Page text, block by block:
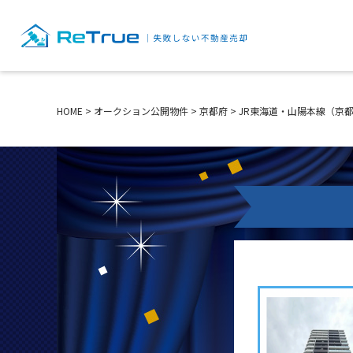
HOME > オークション公開物件 > 京都府 > JR東海道・山陽本線（京